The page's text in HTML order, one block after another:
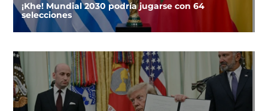
¡Khe! Mundial 2030 podría jugarse con 64
selecciones